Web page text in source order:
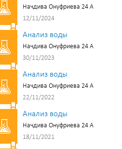
Начдива Онуфриева 24 А
12/11/2024
Анализ воды
Начдива Онуфриева 24 А
30/11/2023
Анализ воды
Начдива Онуфриева 24 А
22/11/2022
Анализ воды
Начдива Онуфриева 24 А
18/11/2021